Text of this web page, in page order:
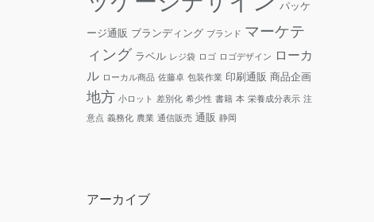
パッケ
ージ通販 ブランディング ブランド マーケテ
ィング ラベル レジ袋 ロゴ ロゴデザイン
ローカ
ル ローカル商品 佐藤卓 包装作業 印刷通販 商品企画
地方 小ロット 差別化 希少性 書籍 本 栄養成分表示 注
意点 義務化 農業 通信販売 通販 静岡
アーカイブ